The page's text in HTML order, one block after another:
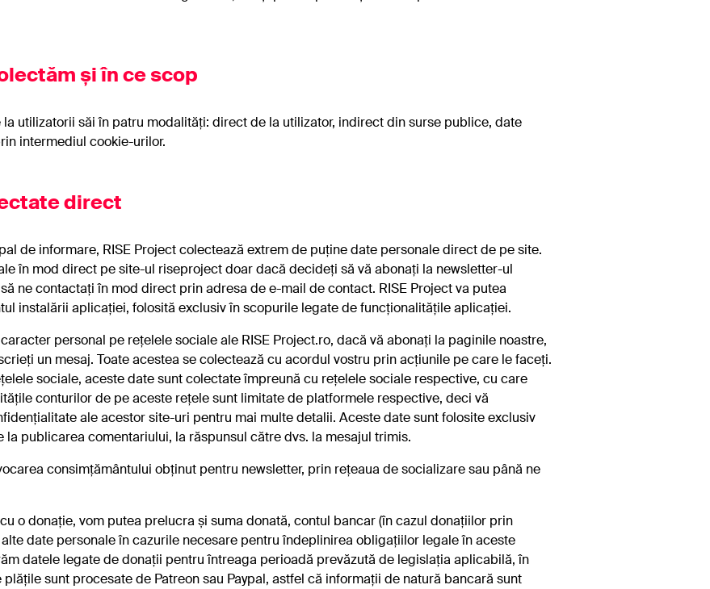
cititPolitica de confidențialitateși sunt de
cu colectarea și prelucrarea datelor
mele personale.
Abonați-vă
și în ce scop
utilizatorii săi în patru modalități: direct de la utilizator, indirect din surse publice, date
intermediul cookie-urilor.
direct
de informare, RISE Project colectează extrem de puține date personale direct de pe site.
în mod direct pe site-ul riseproject doar dacă decideți să vă abonați la newsletter-ul
ne contactați în mod direct prin adresa de e-mail de contact. RISE Project va putea
instalării aplicației, folosită exclusiv în scopurile legate de funcționalitățile aplicației.
personal pe rețelele sociale ale RISE Project.ro, dacă vă abonați la paginile noastre,
un mesaj. Toate acestea se colectează cu acordul vostru prin acțiunile pe care le faceți.
sociale, aceste date sunt colectate împreună cu rețelele sociale respective, cu care
conturilor de pe aceste rețele sunt limitate de platformele respective, deci vă
ale acestor site-uri pentru mai multe detalii. Aceste date sunt folosite exclusiv
publicarea comentariului, la răspunsul către dvs. la mesajul trimis.
consimțământului obținut pentru newsletter, prin rețeaua de socializare sau până ne
o donație, vom putea prelucra și suma donată, contul bancar (în cazul donațiilor prin
date personale în cazurile necesare pentru îndeplinirea obligațiilor legale în aceste
datele legate de donații pentru întreaga perioadă prevăzută de legislația aplicabilă, în
sunt procesate de Patreon sau Paypal, astfel că informații de natură bancară sunt